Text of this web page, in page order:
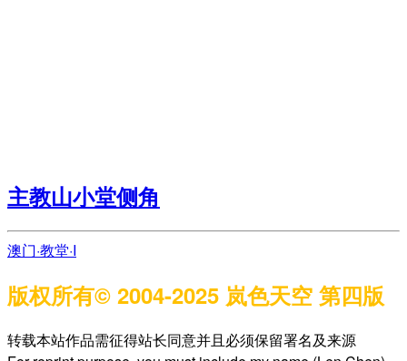
主教山小堂侧角
澳门·教堂·I
版权所有© 2004-2025 岚色天空 第四版
转载本站作品需征得站长同意并且必须保留署名及来源